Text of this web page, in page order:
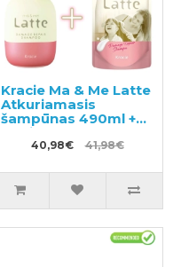
Kracie Ma & Me Latte
Atkuriamasis
šampūnas 490ml +
papildymas 360ml
40,98€ 41,98€